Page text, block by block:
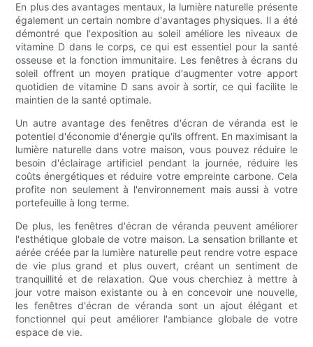
En plus des avantages mentaux, la lumière naturelle présente
également un certain nombre d'avantages physiques. Il a été
démontré que l'exposition au soleil améliore les niveaux de
vitamine D dans le corps, ce qui est essentiel pour la santé
osseuse et la fonction immunitaire. Les fenêtres à écrans du
soleil offrent un moyen pratique d'augmenter votre apport
quotidien de vitamine D sans avoir à sortir, ce qui facilite le
maintien de la santé optimale.
Un autre avantage des fenêtres d'écran de véranda est le
potentiel d'économie d'énergie qu'ils offrent. En maximisant la
lumière naturelle dans votre maison, vous pouvez réduire le
besoin d'éclairage artificiel pendant la journée, réduire les
coûts énergétiques et réduire votre empreinte carbone. Cela
profite non seulement à l'environnement mais aussi à votre
portefeuille à long terme.
De plus, les fenêtres d'écran de véranda peuvent améliorer
l'esthétique globale de votre maison. La sensation brillante et
aérée créée par la lumière naturelle peut rendre votre espace
de vie plus grand et plus ouvert, créant un sentiment de
tranquillité et de relaxation. Que vous cherchiez à mettre à
jour votre maison existante ou à en concevoir une nouvelle,
les fenêtres d'écran de véranda sont un ajout élégant et
fonctionnel qui peut améliorer l'ambiance globale de votre
espace de vie.